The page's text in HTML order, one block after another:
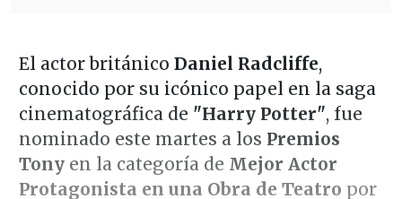
El actor británico Daniel Radcliffe,
conocido por su icónico papel en la saga
cinematográfica de "Harry Potter", fue
nominado este martes a los Premios
Tonyen la categoría de Mejor Actor
Protagonista en una Obra de Teatro por